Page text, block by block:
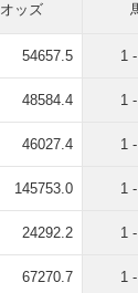
オッズ
54657.5
48584.4
46027.4
145753.0
24292.2
67270.7
1
1
1
1
1
1